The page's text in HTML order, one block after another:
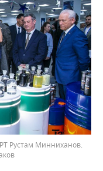
Рустам Минниханов.